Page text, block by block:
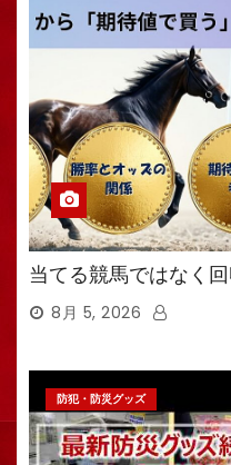
当てる競馬ではなく
8月 5, 2026
防犯・防災グッズ